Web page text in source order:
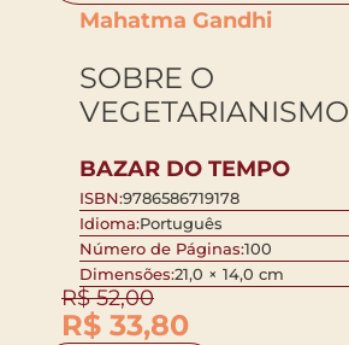
Mahatma Gandhi
SOBRE O
VEGETARIANISMO
BAZAR DO TEMPO
ISBN:9786586719178
Idioma:Português
Número de Páginas:100
Dimensões:21,0 × 14,0 cm
R$52,00
R$ 33,80